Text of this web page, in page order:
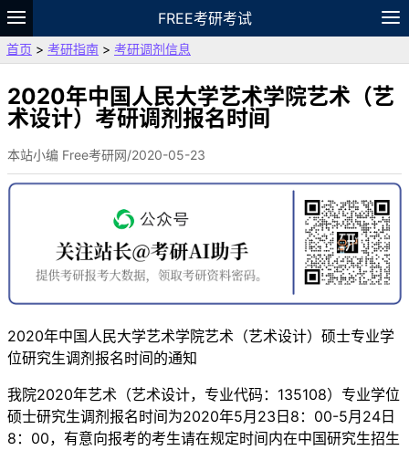
FREE考研考试
题库
故事 专题 APP
VIP
资料
首页 > 考研指南 > 考研调剂信息
2020年中国人民大学艺术学院艺术（艺
术设计）考研调剂报名时间
本站小编 Free考研网/2020-05-23
2020年中国人民大学艺术学院艺术（艺术设计）硕士专业学
位研究生调剂报名时间的通知
我院2020年艺术（艺术设计，专业代码：135108）专业学位
硕士研究生调剂报名时间为2020年5月23日8：00-5月24日
8：00，有意向报考的考生请在规定时间内在中国研究生招生